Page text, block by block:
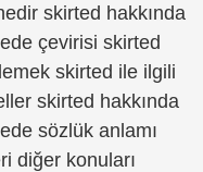
skirted hakkında
çevirisi skirted
skirted ile ilgili
skirted hakkında
sözlük anlamı
diğer konuları